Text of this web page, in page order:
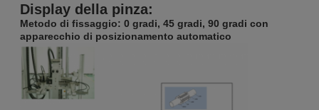
Display della pinza:
Metodo di fissaggio: 0 gradi, 45 gradi, 90 gradi con
apparecchio di posizionamento automatico